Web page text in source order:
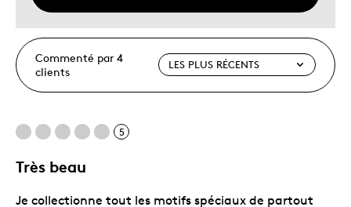
Commenté par 4
clients
5
Très beau
Je collectionne tout les motifs spéciaux de partout